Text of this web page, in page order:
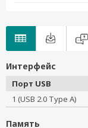
Интерфейс
Порт USB
1 (USB 2.0 Type A)
Память